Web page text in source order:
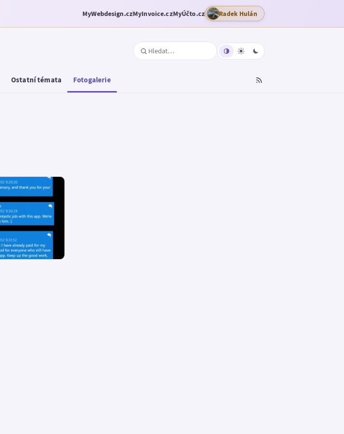
MyWebdesign.czMyInvoice.czMyÚčto.cz Radek Hulán
Ostatní témata Fotogalerie